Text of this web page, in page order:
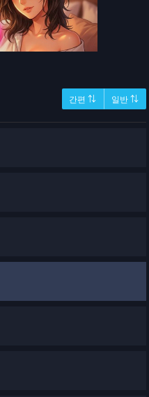
간편 ⇅ 일반 ⇅